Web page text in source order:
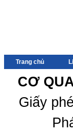
Trang chủ
CƠ
Giấy